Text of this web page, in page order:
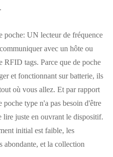
poche: UN lecteur de fréquence
avec un hôte ou
RFID tags. Parce que de poche
et fonctionnant sur batterie, ils
où vous allez. Et par rapport
type n'a pas besoin d'être
juste en ouvrant le dispositif.
initial est faible, les
abondante, et la collection